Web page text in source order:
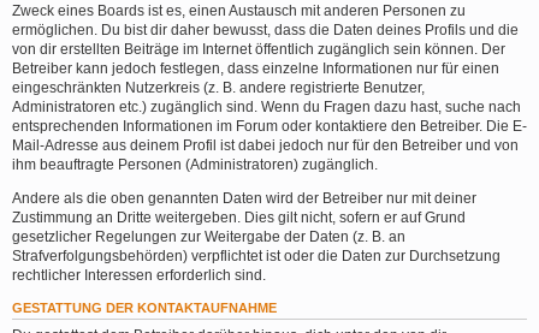
Zweck eines Boards ist es, einen Austausch mit anderen Personen zu
ermöglichen. Du bist dir daher bewusst, dass die Daten deines Profils und die
von dir erstellten Beiträge im Internet öffentlich zugänglich sein können. Der
Betreiber kann jedoch festlegen, dass einzelne Informationen nur für einen
eingeschränkten Nutzerkreis (z. B. andere registrierte Benutzer,
Administratoren etc.) zugänglich sind. Wenn du Fragen dazu hast, suche nach
entsprechenden Informationen im Forum oder kontaktiere den Betreiber. Die E-
Mail-Adresse aus deinem Profil ist dabei jedoch nur für den Betreiber und von
ihm beauftragte Personen (Administratoren) zugänglich.
Andere als die oben genannten Daten wird der Betreiber nur mit deiner
Zustimmung an Dritte weitergeben. Dies gilt nicht, sofern er auf Grund
gesetzlicher Regelungen zur Weitergabe der Daten (z. B. an
Strafverfolgungsbehörden) verpflichtet ist oder die Daten zur Durchsetzung
rechtlicher Interessen erforderlich sind.
GESTATTUNG DER KONTAKTAUFNAHME